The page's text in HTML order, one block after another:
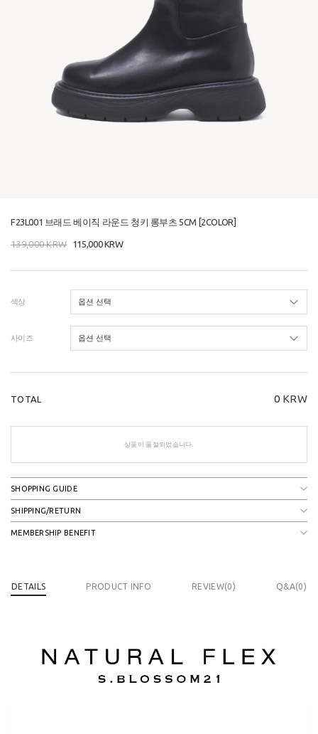
F23L001 브래드 베이직 라운드 청키 롱부츠 5CM [2COLOR]
139,000KRW 115,000KRW
색상
사이즈
TOTAL 0 KRW
상품이 품절되었습니다.
SHOPPING GUIDE
SHIPPING/RETURN
MEMBERSHIP BENEFIT
DETAILS PRODUCT INFO REVIEW(0) Q&A(0)